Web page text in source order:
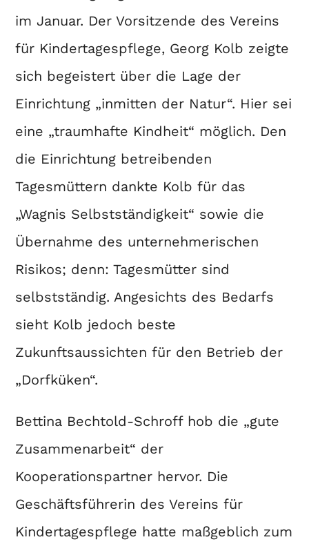
im Januar. Der Vorsitzende des Vereins
für Kindertagespflege, Georg Kolb zeigte
sich begeistert über die Lage der
Einrichtung „inmitten der Natur“. Hier sei
eine „traumhafte Kindheit“ möglich. Den
die Einrichtung betreibenden
Tagesmüttern dankte Kolb für das
„Wagnis Selbstständigkeit“ sowie die
Übernahme des unternehmerischen
Risikos; denn: Tagesmütter sind
selbstständig. Angesichts des Bedarfs
sieht Kolb jedoch beste
Zukunftsaussichten für den Betrieb der
„Dorfküken“.
Bettina Bechtold-Schroff hob die „gute
Zusammenarbeit“ der
Kooperationspartner hervor. Die
Geschäftsführerin des Vereins für
Kindertagespflege hatte maßgeblich zum